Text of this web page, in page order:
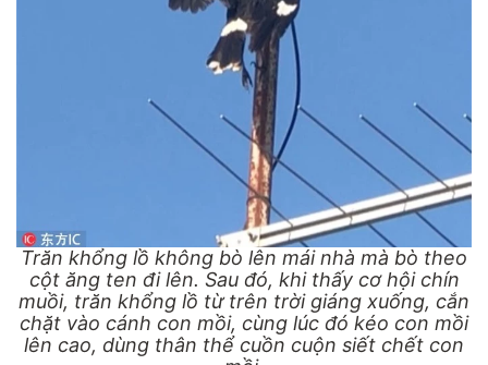
Trăn khổng lồ không bò lên mái nhà mà bò theo
cột ăng ten đi lên. Sau đó, khi thấy cơ hội chín
muồi, trăn khổng lồ từ trên trời giáng xuống, cắn
chặt vào cánh con mồi, cùng lúc đó kéo con mồi
lên cao, dùng thân thể cuồn cuộn siết chết con